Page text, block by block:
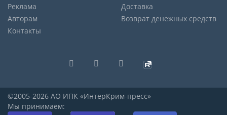
Реклама
Авторам
Контакты
Доставка
Возврат денежных средств
©2005-2026 АО ИПК «ИнтерКрим-пресс»
Мы принимаем: